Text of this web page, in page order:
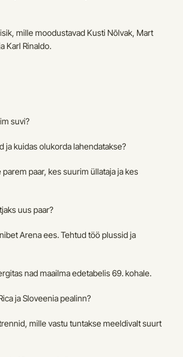
mille moodustavad Kusti Nõlvak, Mart
Karl Rinaldo.
suvi?
ja kuidas olukorda lahendatakse?
paar, kes suurim üllataja ja kes
uus paar?
Arena ees. Tehtud töö plussid ja
nad maailma edetabelis 69. kohale.
ja Sloveenia pealinn?
mille vastu tuntakse meeldivalt suurt